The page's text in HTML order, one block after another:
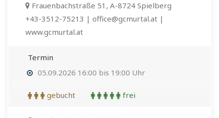
Frauenbachstraße 51, A-8724 Spielberg
+43-3512-75213 | office@gcmurtal.at |
www.gcmurtal.at
Termin
05.09.2026 16:00 bis 19:00 Uhr
gebucht frei